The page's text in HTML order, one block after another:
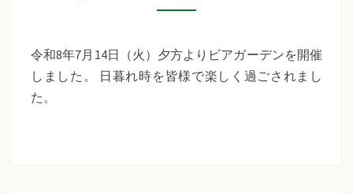
の
ビ
ア
令和8年7月14日（火）夕方よりビアガーデンを開催
しました。 日暮れ時を皆様で楽しく過ごされまし
た。